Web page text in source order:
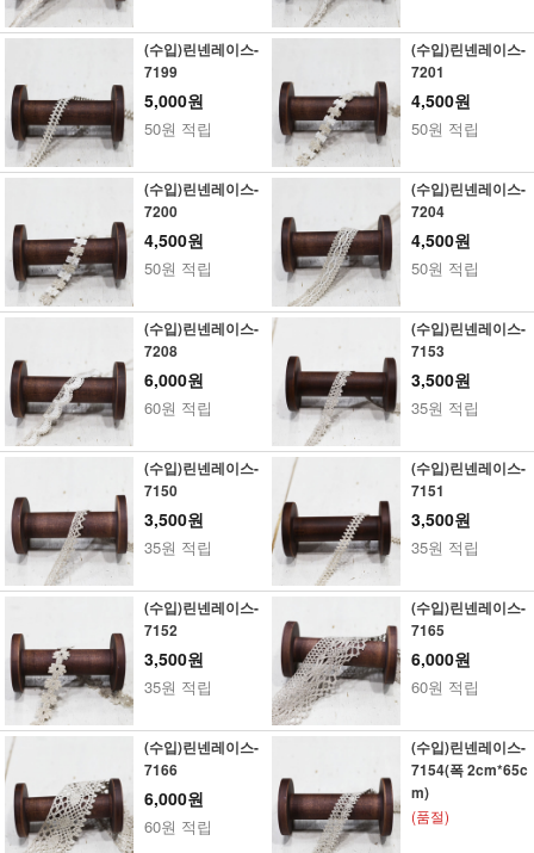
(수입)린넨레이스-
7199
5,000원
50원 적립
(수입)린넨레이스-
7201
4,500원
50원 적립
(수입)린넨레이스-
7200
4,500원
50원 적립
(수입)린넨레이스-
7204
4,500원
50원 적립
(수입)린넨레이스-
7208
6,000원
60원 적립
(수입)린넨레이스-
7153
3,500원
35원 적립
(수입)린넨레이스-
7150
3,500원
35원 적립
(수입)린넨레이스-
7151
3,500원
35원 적립
(수입)린넨레이스-
7152
3,500원
35원 적립
(수입)린넨레이스-
7165
6,000원
60원 적립
(수입)린넨레이스-
7166
6,000원
60원 적립
(수입)린넨레이스-
7154(폭 2cm*65c
m)
(품절)